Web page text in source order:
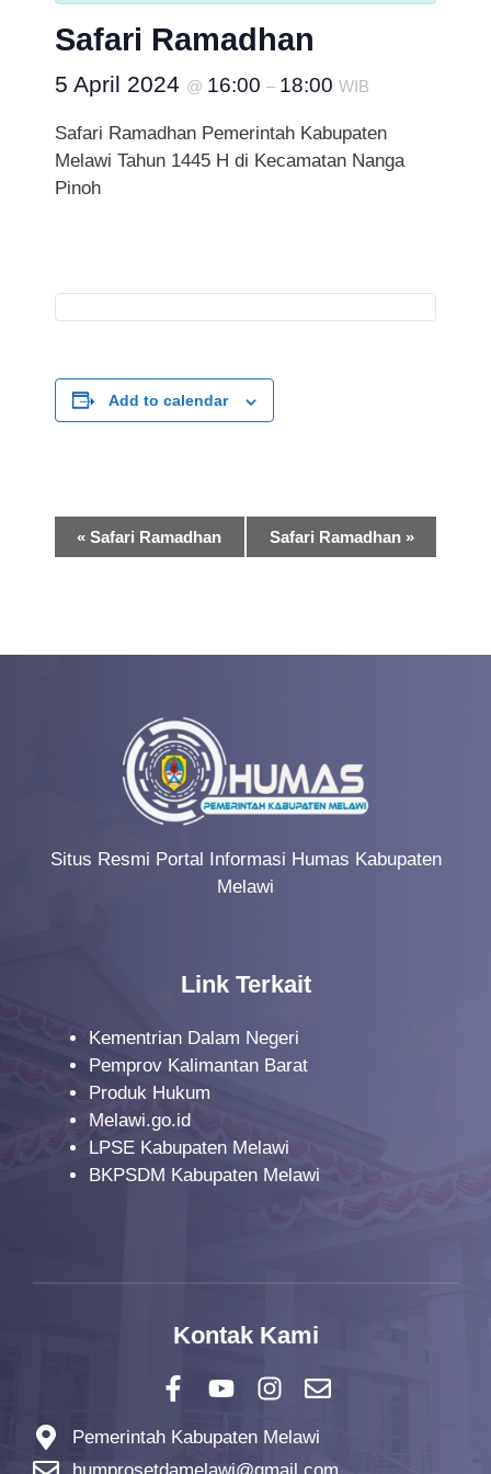
Safari Ramadhan
5 April 2024 @ 16:00 – 18:00 WIB
Safari Ramadhan Pemerintah Kabupaten
Melawi Tahun 1445 H di Kecamatan Nanga
Pinoh
Add to calendar
g
n
« Safari Ramadhan Safari Ramadhan »
Situs Resmi Portal Informasi Humas Kabupaten
Melawi
Link Terkait
Kementrian Dalam Negeri
Pemprov Kalimantan Barat
Produk Hukum
Melawi.go.id
LPSE Kabupaten Melawi
BKPSDM Kabupaten Melawi
Kontak Kami
Pemerintah Kabupaten Melawi